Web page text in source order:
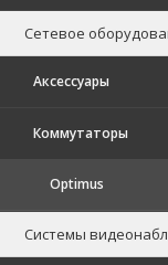
Сетевое
Аксессуары
Коммутаторы
Optimus
Системы